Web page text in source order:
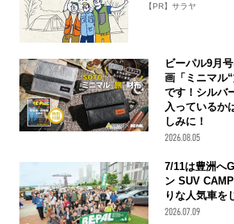
【PR】サラヤ
ビーパル9月
画「ミニマル
です！シルバ
入っているか
しみに！
2026.08.05
7/11は豊洲へ
ン SUV
りな人気車を
2026.07.09